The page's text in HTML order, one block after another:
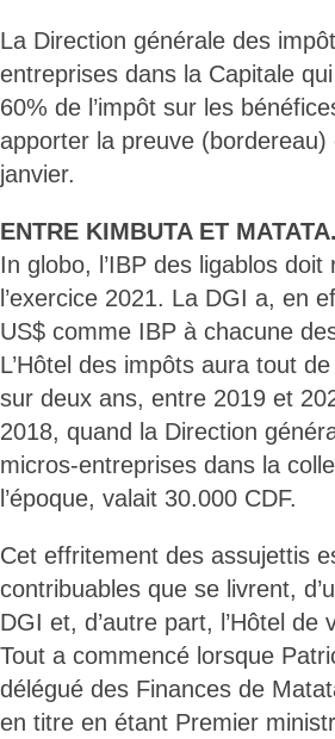
La Direction générale des
entreprises dans la Capitale
60% de l’impôt sur les
apporter la preuve
janvier.
ENTRE KIMBUTA ET MATATA.
In globo, l’IBP des ligablos
l’exercice 2021. La DGI a, en
US$ comme IBP à chacune
L’Hôtel des impôts aura tout
sur deux ans, entre 2019 et
2018, quand la Direction
micros-entreprises dans la
l’époque, valait 30.000 CDF.
Cet effritement des assujettis
contribuables que se livrent,
DGI et, d’autre part, l’Hôtel
Tout a commencé lorsque
délégué des Finances de
en titre en étant Premier